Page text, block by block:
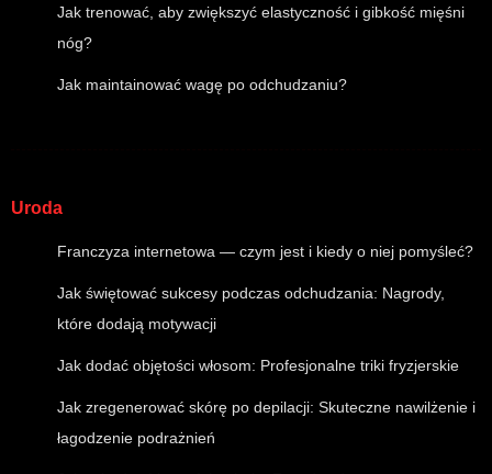
Jak trenować, aby zwiększyć elastyczność i gibkość mięśni
nóg?
Jak maintainować wagę po odchudzaniu?
Uroda
Franczyza internetowa — czym jest i kiedy o niej pomyśleć?
Jak świętować sukcesy podczas odchudzania: Nagrody,
które dodają motywacji
Jak dodać objętości włosom: Profesjonalne triki fryzjerskie
Jak zregenerować skórę po depilacji: Skuteczne nawilżenie i
łagodzenie podrażnień